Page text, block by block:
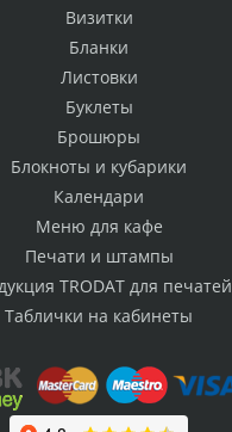
Визитки
Бланки
Листовки
Буклеты
Брошюры
Блокноты и кубарики
Календари
Меню для кафе
Печати и штампы
TRODAT для печатей
Таблички на кабинеты